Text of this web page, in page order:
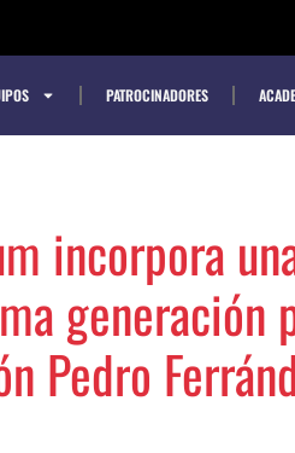
PATROCINADORES
incorpora
generación
Pedro